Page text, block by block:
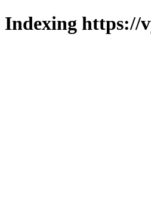
Indexing https://